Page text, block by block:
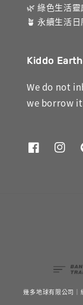
🌿 綠色生活靈
🪴 永續生活日
Kiddo Earth
We do not
we borrow
幾多地球有限公司